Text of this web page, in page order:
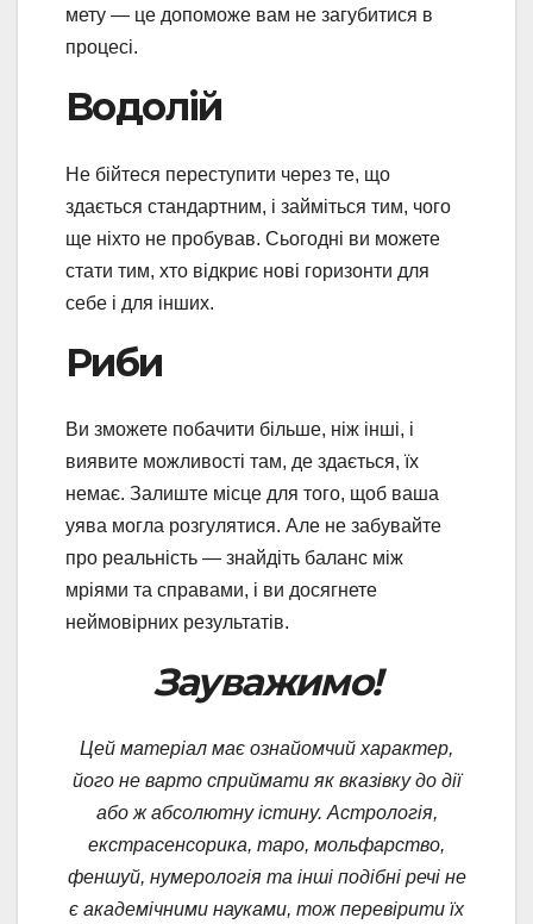
мету — це допоможе вам не загубитися в
процесі.
Водолій
Не бійтеся переступити через те, що
здається стандартним, і займіться тим, чого
ще ніхто не пробував. Сьогодні ви можете
стати тим, хто відкриє нові горизонти для
себе і для інших.
Риби
Ви зможете побачити більше, ніж інші, і
виявите можливості там, де здається, їх
немає. Залиште місце для того, щоб ваша
уява могла розгулятися. Але не забувайте
про реальність — знайдіть баланс між
мріями та справами, і ви досягнете
неймовірних результатів.
Зауважимо!
Цей матеріал має ознайомчий характер,
його не варто сприймати як вказівку до дії
або ж абсолютну істину. Астрологія,
екстрасенсорика, таро, мольфарство,
феншуй, нумерологія та інші подібні речі не
є академічними науками, тож перевірити їх